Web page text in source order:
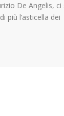
De Angelis, ci
più l’asticella dei